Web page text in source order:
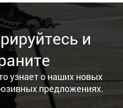
и
узнает о наших новых
предложениях.